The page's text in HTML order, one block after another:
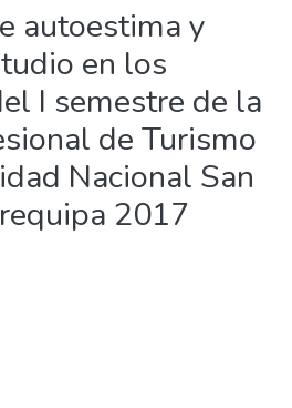
autoestima y
en los
I semestre de la
de Turismo
Nacional San
2017